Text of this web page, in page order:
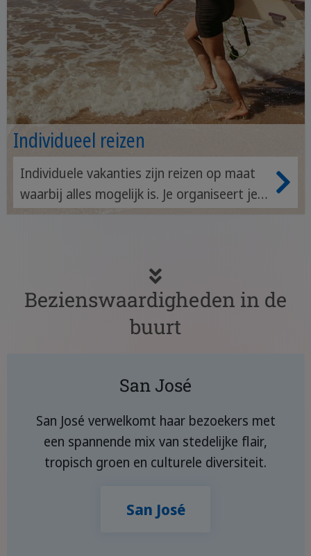
Individueel reizen
Individuele vakanties zijn reizen op maat
waarbij alles mogelijk is. Je organiseert je
reis in Costa Rica volgens je eigen
Bezienswaardigheden in de
buurt
San José
San José verwelkomt haar bezoekers met
een spannende mix van stedelijke flair,
tropisch groen en culturele diversiteit.
San José